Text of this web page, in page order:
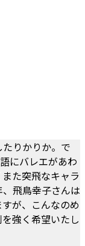
りかりか。で
にバレエがあわ
た突飛なキャラ
飛鳥幸子さんは
が、こんなのめ
強く希望いたし